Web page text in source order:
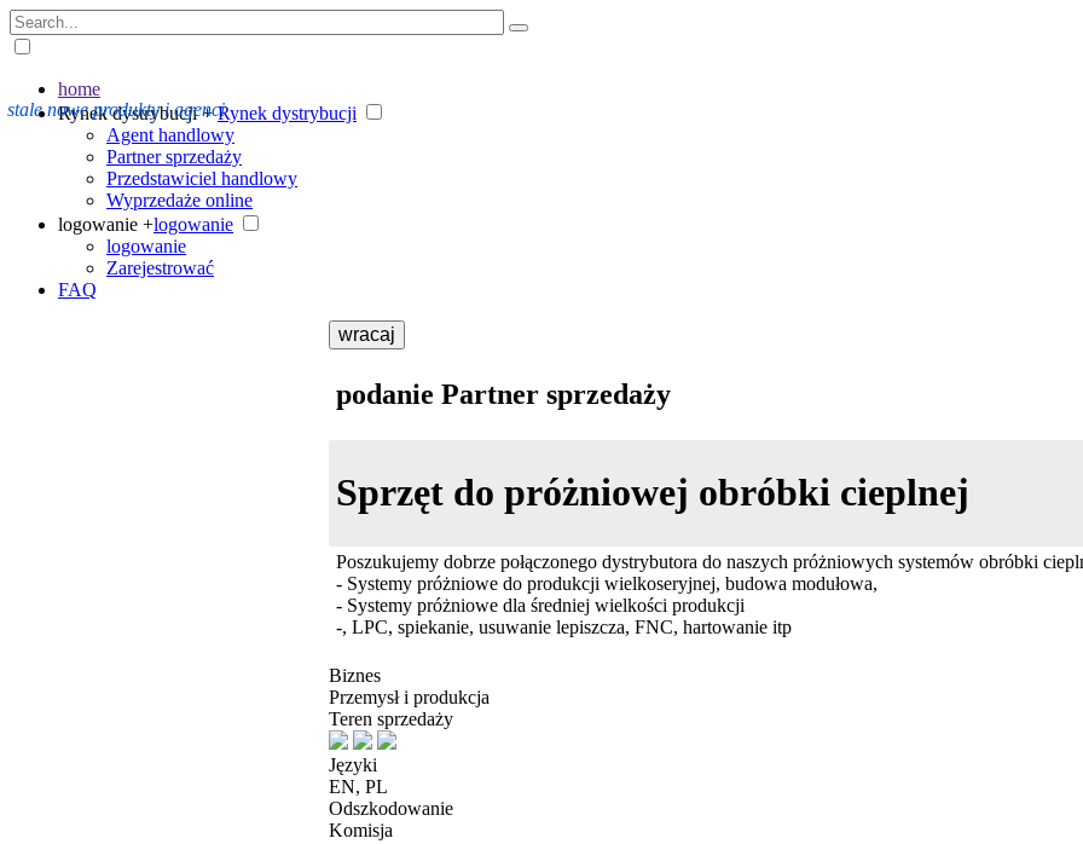
stale nowe produkty i agenci
home
Rynek dystrybucji + Rynek dystrybucji
Agent handlowy
Partner sprzedaży
Przedstawiciel handlowy
Wyprzedaże online
logowanie +logowanie
logowanie
Zarejestrować
FAQ
wracaj
podanie Partner sprzedaży
Sprzęt do próżniowej obróbki cieplnej
Poszukujemy dobrze połączonego dystrybutora do naszych próżniowych systemów obróbki
- Systemy próżniowe do produkcji wielkoseryjnej, budowa modułowa,
- Systemy próżniowe dla średniej wielkości produkcji
-, LPC, spiekanie, usuwanie lepiszcza, FNC, hartowanie itp
Biznes
Przemysł i produkcja
Teren sprzedaży
Języki
EN, PL
Odszkodowanie
Komisja